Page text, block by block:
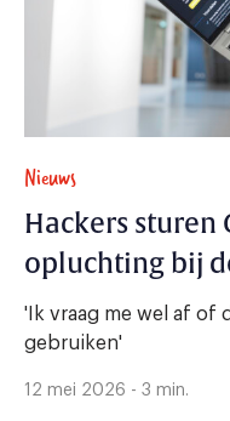
Nieuws
Hackers sturen
opluchting bij
'Ik vraag me wel af of
gebruiken'
12 mei 2026 - 3 min.